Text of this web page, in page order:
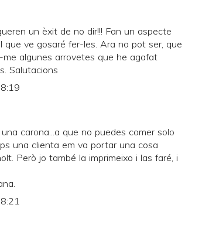
un èxit de no dir!!! Fan un aspecte
que ve gosaré fer-les. Ara no pot ser, que
algunes arrovetes que he agafat
Salutacions
carona...a que no puedes comer solo
una clienta em va portar una cosa
Però jo també la imprimeixo i las faré, i